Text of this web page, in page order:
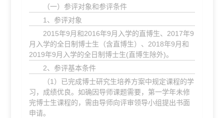
（一）参评对象和参评条件
1、参评对象
2015年9月和2016年9月入学的直博生、2017年9
月入学的全日制博士生（含直博生）、2018年9月和
2019年9月入学的全日制博士生(直博生除外)。
2、参评基本条件
（1）已完成博士研究生培养方案中规定课程的学
习，成绩优良。如确因导师课题需要，第一学年未修
完博士生课程的，需由导师向评审领导小组提出书面
申请。